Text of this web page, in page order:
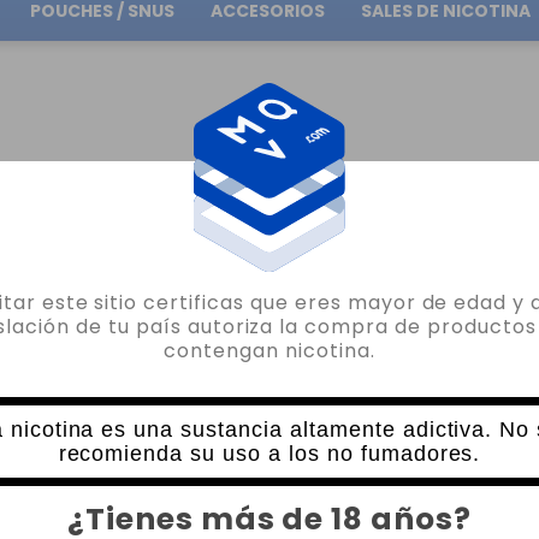
este sitio certificas que eres mayor de edad y
de tu país autoriza la compra de productos
contengan nicotina.
nicotina es una sustancia altamente adictiva. No
recomienda su uso a los no fumadores.
¿Tienes más de 18 años?
Envío gratuitoen pedidos superiores a 30.00€
POUCHES / SNUS ACCESORIOS SALES DE NICOTINA
AROMAS OIL4VAP
OIL4VAP
AROMA VORTEX 30ML OIL4VAP
3 VALORACIONES
15,35€
CANTIDAD
- +